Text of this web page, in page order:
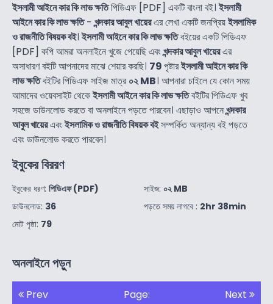
ইসলামী আইনে কার কি লাভ ক্ষতিপিডিএফ [PDF] একটি বাংলা বই। ইসলামী
আইনে কার কি লাভ ক্ষতি-খন্দকার আবুল খায়েরএর লেখা একটি জনপ্রিয়ইসলামিক
ও রাজনীতি বিষয়ক বই। ইসলামী আইনে কার কি লাভ ক্ষতিবইয়ের একটি পিডিএফ
[PDF] কপি আমরা অনলাইনে খুজে পেয়েছি এবংখন্দকার আবুল খায়েরএর
অসাধারণ বইটি আপনাদের মাঝে শেয়ার করছি। 79পৃষ্টারইসলামী আইনে কার কি
লাভ ক্ষতিবইটির পিডিএফ সাইজ মাত্র০২ MB। আপনারা চাইলে যে কোন সময়
আমাদের ওয়েবসাইট থেকেইসলামী আইনে কার কি লাভ ক্ষতিবইটির পিডিএফ খুব
সহজে ডাউনলোড করতে বা অনলাইনে পড়তে পারবেন। এছাড়াও আপনেখন্দকার
আবুল খায়েরএবংইসলামিক ও রাজনীতি বিষয়ক বইসম্পর্কিত অন্যান্য বই পড়তে
এবং ডাউনলোড করতে পারবেন।
ইবুকের বিররণ
ইবুকের ধরণ: পিডিএফ (PDF)
ডাউনলোড: 36
মোট পৃষ্ঠা: 79
সাইজ: ০২ MB
পড়তে সময় লাগবে : 2hr 38min
অনলাইনে পড়ুন
Prev Page: Next